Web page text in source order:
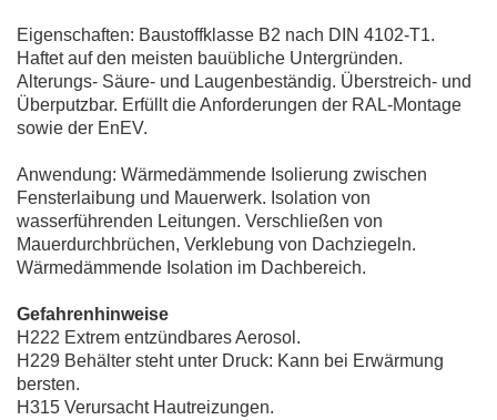
Eigenschaften: Baustoffklasse B2 nach DIN 4102-T1.
Haftet auf den meisten bauübliche Untergründen.
Alterungs- Säure- und Laugenbeständig. Überstreich- und
Überputzbar. Erfüllt die Anforderungen der RAL-Montage
sowie der EnEV.
Anwendung: Wärmedämmende Isolierung zwischen
Fensterlaibung und Mauerwerk. Isolation von
wasserführenden Leitungen. Verschließen von
Mauerdurchbrüchen, Verklebung von Dachziegeln.
Wärmedämmende Isolation im Dachbereich.
Gefahrenhinweise
H222 Extrem entzündbares Aerosol.
H229 Behälter steht unter Druck: Kann bei Erwärmung
bersten.
H315 Verursacht Hautreizungen.